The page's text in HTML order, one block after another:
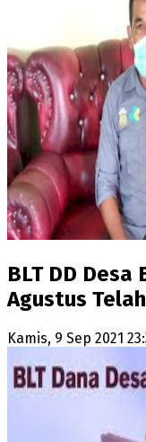
BLT DD Desa
Agustus
Kamis, 9 Sep 2021